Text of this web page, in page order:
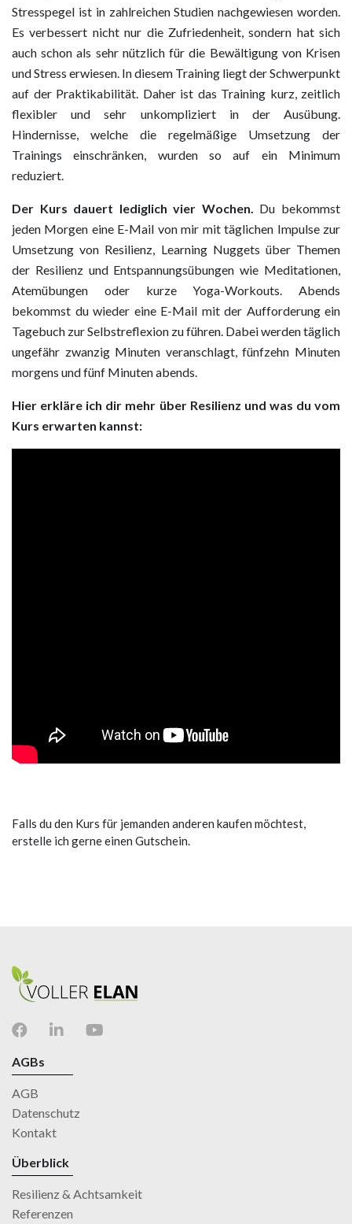
Stresspegel ist in zahlreichen Studien nachgewiesen worden.
Es verbessert nicht nur die Zufriedenheit, sondern hat sich
auch schon als sehr nützlich für die Bewältigung von Krisen
und Stress erwiesen. In diesem Training liegt der Schwerpunkt
auf der Praktikabilität. Daher ist das Training kurz, zeitlich
flexibler und sehr unkompliziert in der Ausübung.
Hindernisse, welche die regelmäßige Umsetzung der
Trainings einschränken, wurden so auf ein Minimum
reduziert.
Der Kurs dauert lediglich vier Wochen. Du bekommst
jeden Morgen eine E-Mail von mir mit täglichen Impulse zur
Umsetzung von Resilienz, Learning Nuggets über Themen
der Resilienz und Entspannungsübungen wie Meditationen,
Atemübungen oder kurze Yoga-Workouts. Abends
bekommst du wieder eine E-Mail mit der Aufforderung ein
Tagebuch zur Selbstreflexion zu führen. Dabei werden täglich
ungefähr zwanzig Minuten veranschlagt, fünfzehn Minuten
morgens und fünf Minuten abends.
Hier erkläre ich dir mehr über Resilienz und was du vom
Kurs erwarten kannst:
Falls du den Kurs für jemanden anderen kaufen möchtest,
erstelle ich gerne einen Gutschein.
AGBs
AGB
Datenschutz
Kontakt
Überblick
Resilienz & Achtsamkeit
Referenzen